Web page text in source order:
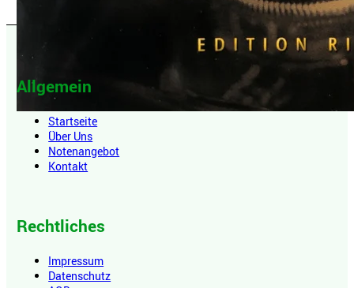
Allgemein
Startseite
Über Uns
Notenangebot
Kontakt
Rechtliches
Impressum
Datenschutz